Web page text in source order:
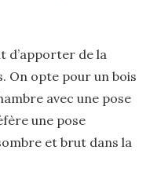
d’apporter de la
On opte pour un bois
avec une pose
une pose
et brut dans la